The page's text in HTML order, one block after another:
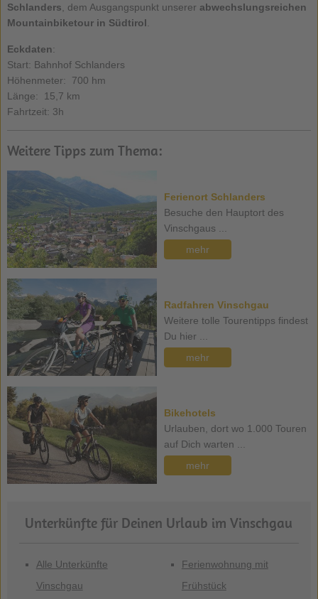
Schlanders , dem Ausgangspunkt unserer abwechslungsreichen
Mountainbiketour in Südtirol
Eckdaten:
Start: Bahnhof Schlanders
Höhenmeter: 700 hm
Länge: 15,7 km
Fahrtzeit: 3h
Weitere Tipps zum Thema:
Ferienort Schlanders
Besuche den Hauptort des
Vinschgaus ...
mehr
Radfahren Vinschgau
Weitere tolle Tourentipps findest
Du hier ...
mehr
Bikehotels
Urlauben, dort wo 1.000 Touren
auf Dich warten ...
mehr
Unterkünfte für Deinen Urlaub im Vinschgau
Alle Unterkünfte
Vinschgau
Ferienwohnung mit
Frühstück